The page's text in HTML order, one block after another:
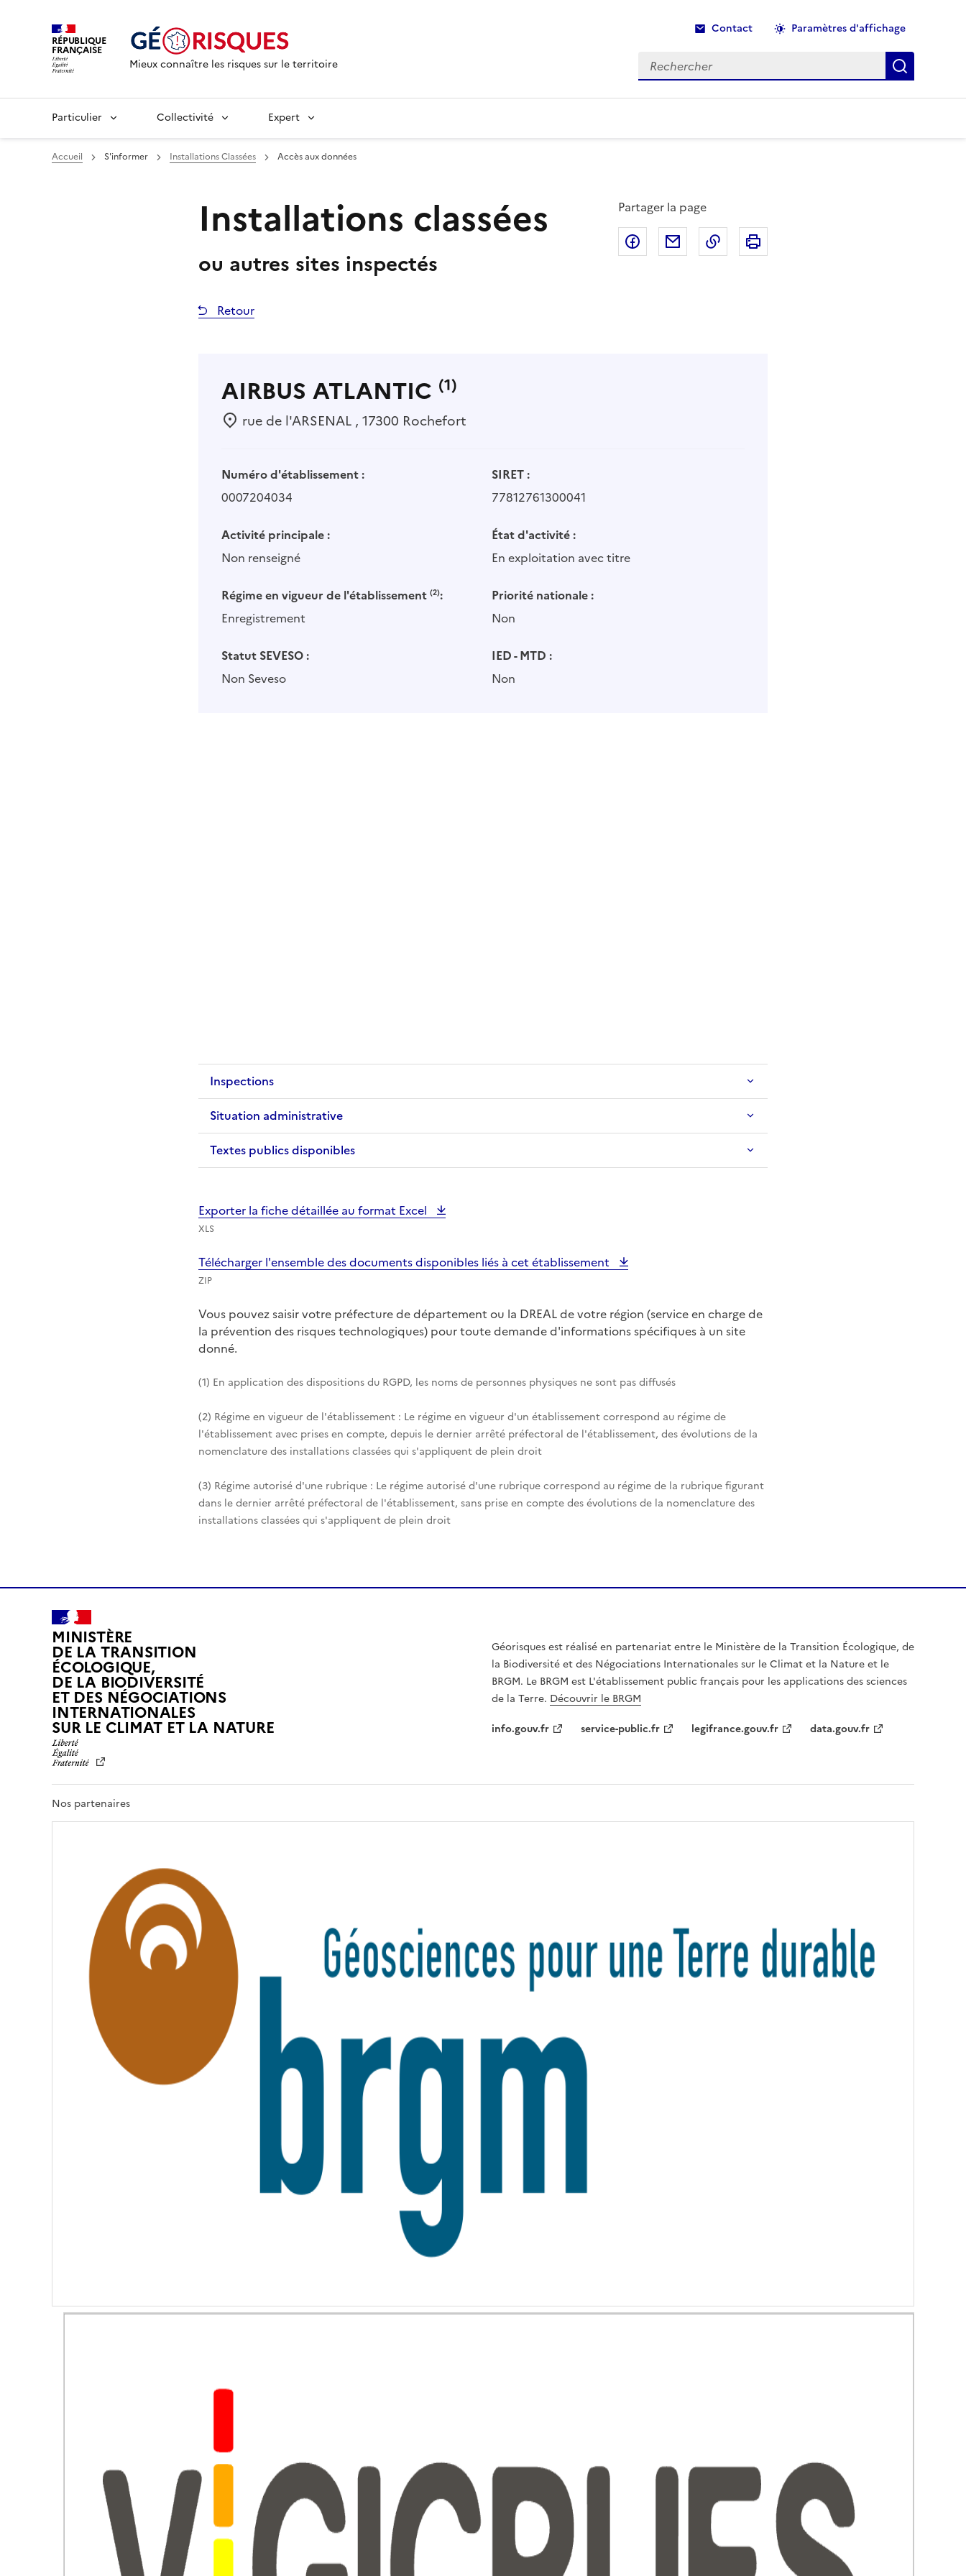
RÉPUBLIQUE
FRANÇAISE
Mieux connaître les risques sur le territoire
Contact Paramètres d'affichage
Rechercher
Recherche
Particulier Collectivité Expert
Accueil S'informer Installations Classées Accès aux données
Installations classées
ou autres sites inspectés
Partager la page
Partager sur Facebook
Partager par emailCopier dans le presse-papier
Retour
AIRBUS ATLANTIC (1)
rue de l'ARSENAL , 17300 Rochefort
Numéro d'établissement :
0007204034
SIRET :
77812761300041
Activité principale :
Non renseigné
État d'activité :
En exploitation avec titre
Régime en vigueur de l'établissement (2):
Enregistrement
Priorité nationale :
Non
Statut SEVESO :
Non Seveso
IED - MTD :
Non
Inspections
Situation administrative
Textes publics disponibles
Exporter la fiche détaillée au format Excel
XLS
Télécharger l'ensemble des documents disponibles liés à cet établissement
ZIP
Vous pouvez saisir votre préfecture de département ou la DREAL de votre région (service en charge de
la prévention des risques technologiques) pour toute demande d'informations spécifiques à un site
donné.
(1) En application des dispositions du RGPD, les noms de personnes physiques ne sont pas diffusés
(2) Régime en vigueur de l'établissement : Le régime en vigueur d'un établissement correspond au régime de
l'établissement avec prises en compte, depuis le dernier arrêté préfectoral de l'établissement, des évolutions de la
nomenclature des installations classées qui s'appliquent de plein droit
(3) Régime autorisé d'une rubrique : Le régime autorisé d'une rubrique correspond au régime de la rubrique figurant
dans le dernier arrêté préfectoral de l'établissement, sans prise en compte des évolutions de la nomenclature des
installations classées qui s'appliquent de plein droit
MINISTÈRE
DE LA TRANSITION
ÉCOLOGIQUE,
DE LA BIODIVERSITÉ
ET DES NÉGOCIATIONS
INTERNATIONALES
SUR LE CLIMAT ET LA NATUREL
R
É
R
R
N
T
Géorisques est réalisé en partenariat entre le Ministère de la Transition Écologique, de
la Biodiversité et des Négociations Internationales sur le Climat et la Nature et le
BRGM. Le BRGM est L'établissement public français pour les applications des sciences
de la Terre. Découvrir le BRGM
info.gouv.fr
service-public.fr legifrance.gouv.fr data.gouv.fr
Nos partenaires